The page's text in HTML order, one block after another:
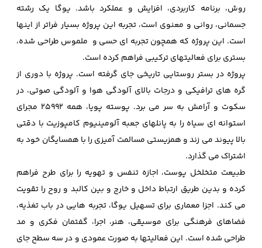
روش، برنامه کاربردی، افزایش و عملکرد باشد. یوگا یک رشته
جسمانی، روانی و معنوی است، تجربه این پروژه بسیار فراتر از اینها
است. این پروژه که همچون تجربه ای حسی و ملموس طراحی شده،
بستری برای فعالیتهای ترکیبی فراهم کرده است.
پروژه در بستر روستایی تاریخی جای گرفته است. پروژه با دوری از
گره های ترافیکی و درجات بالای آلودگی هوا و آلودگی صوتی، در
سکوت و آرامش به سر می برد. پوسته پویا، همه 25992 مجرای
استوانه ای سیاه را به پانلهای جعبه آلومینیوم کامپوزیت با دقتی
بالا پیوند می زند و همزیستی مسالمت آمیزی را با همسایگان خود به
اشتراک می گذارد.
طبیعت متخلخل پوست، اجازه تنفس و تهویه را برای طرح فراهم
کرده و بدین طریق ارتباط داخل و خارج و بین کالبد و روح را تقویت
می کند. اجزا معماری برای تسهیل یوگا، تجربه هایی در باب تغذیه،
فضاهای فرهنگی برای موسیقی، هنر، اجرا، گفتمان فکری و مد
طراحی شده است. این فعالیتها به صورت عمودی و در سه سطح جای